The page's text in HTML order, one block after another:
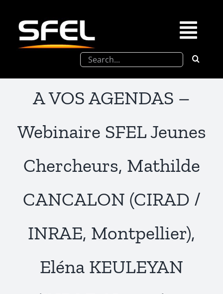
contenu
Journées Chevreul
Prix de Thèse SFEL
Congrès à venir
Partenariats
Publications
Rechercher:
A VOS AGENDAS –
Webinaire SFEL Jeunes
Chercheurs, Mathilde
CANCALON (CIRAD /
INRAE, Montpellier),
Eléna KEULEYAN